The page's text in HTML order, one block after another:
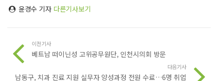
윤경수 기자 다른기사보기
이전기사
베트남 떠이닌성 고위공무원단, 인천시의회 방문
다음기사
남동구, 치과 진료 지원 실무자 양성과정 전원 수료…6명 취업